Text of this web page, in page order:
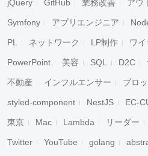
jQuery GitHub 業務改善 アウ
Symfony アプリエンジニア
PL ネットワーク LP制作 ワ
PowerPoint 美容 SQL D2C
不動産 インフルエンサー ブロ
styled-component NestJS EC-
東京 Mac Lambda リーダー
Twitter YouTube golang